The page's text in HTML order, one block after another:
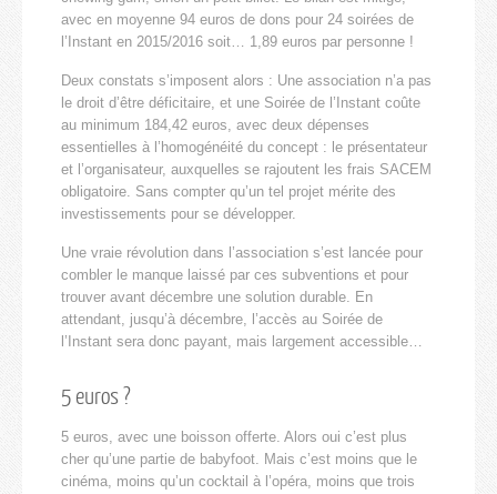
avec en moyenne 94 euros de dons pour 24 soirées de
l’Instant en 2015/2016 soit… 1,89 euros par personne !
Deux constats s’imposent alors : Une association n’a pas
le droit d’être déficitaire, et une Soirée de l’Instant coûte
au minimum 184,42 euros, avec deux dépenses
essentielles à l’homogénéité du concept : le présentateur
et l’organisateur, auxquelles se rajoutent les frais SACEM
obligatoire. Sans compter qu’un tel projet mérite des
investissements pour se développer.
Une vraie révolution dans l’association s’est lancée pour
combler le manque laissé par ces subventions et pour
trouver avant décembre une solution durable. En
attendant, jusqu’à décembre, l’accès au Soirée de
l’Instant sera donc payant, mais largement accessible…
5 euros ?
5 euros, avec une boisson offerte. Alors oui c’est plus
cher qu’une partie de babyfoot. Mais c’est moins que le
cinéma, moins qu’un cocktail à l’opéra, moins que trois